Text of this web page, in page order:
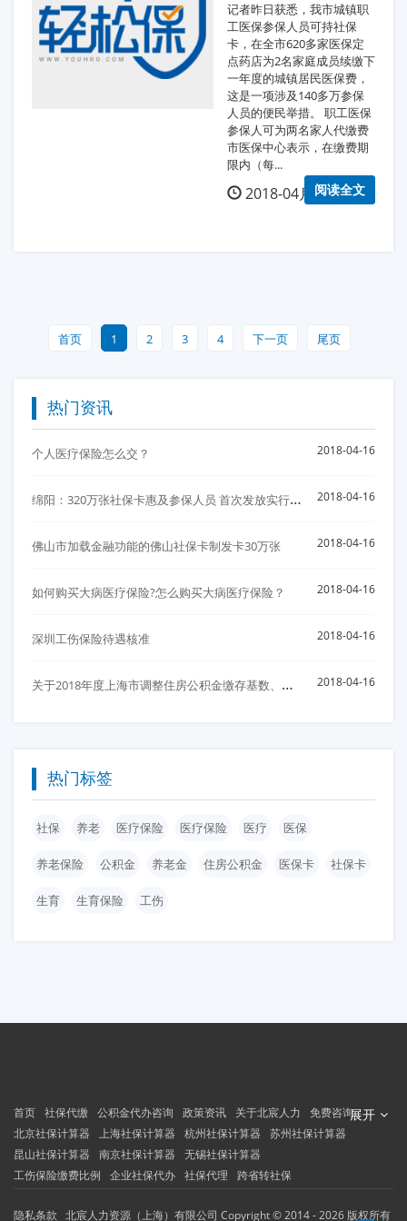
记者昨日获悉，我市城镇职
工医保参保人员可持社保
卡，在全市620多家医保定
点药店为2名家庭成员续缴下
一年度的城镇居民医保费，
这是一项涉及140多万参保
人员的便民举措。 职工医保
参保人可为两名家人代缴费
市医保中心表示，在缴费期
限内（每...
2018-04月15日
阅读全文
首页 1 2 3 4 下一页 尾页
热门资讯
个人医疗保险怎么交？ 2018-04-16
绵
阳：320万张社保卡惠及参保人员 首次发放实行免费 2018-04-16
佛山市加载金融功能的佛山社保卡制发卡30万张 2018-04-16
如何购买大病医疗保险?怎么购买大病医疗保险？ 2018-04-16
深圳工伤保险待遇核准 2018-04-16
关
于2018年度上海市调整住房公积金缴存基数、比例以及月缴存额上下限的通知 2018-04-16
热门标签
社保 养老 医疗保险 医疗保险 医疗 医保
养老保险 公积金 养老金 住房公积金 医保卡 社保卡
生育 生育保险 工伤
首页 社保代缴 公积金代办咨询 政策资讯 关于北宸人力
免费咨询
北京社保计算器
上海社保计算器 杭州社保计算器
苏州社保计算器
昆山社保计算器
南京社保计算器
无锡社保计算器
工伤保险缴费比例
企业社保代办 社保代理 跨省转社保
展开
隐私条款 北宸人力资源（上海）有限公司 Copyright © 2014 - 2026 版权所有